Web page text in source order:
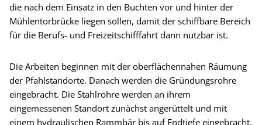
die nach dem Einsatz in den Buchten vor und hinter der
Mühlentorbrücke liegen sollen, damit der schiffbare Bereich
für die Berufs- und Freizeitschifffahrt dann nutzbar ist.
Die Arbeiten beginnen mit der oberflächennahen Räumung
der Pfahlstandorte. Danach werden die Gründungsrohre
eingebracht. Die Stahlrohre werden an ihrem
eingemessenen Standort zunächst angerüttelt und mit
einem hydraulischen Rammbär bis auf Endtiefe eingebracht.